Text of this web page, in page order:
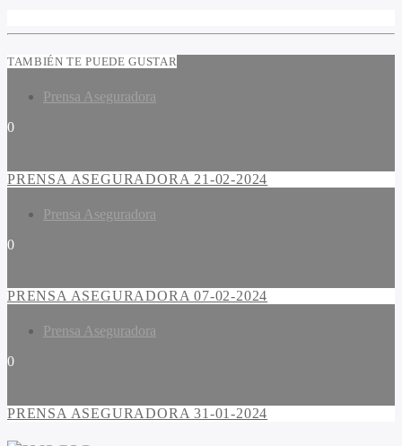
TAMBIÉN TE PUEDE GUSTAR
Prensa Aseguradora
0
PRENSA ASEGURADORA 21-02-2024
Prensa Aseguradora
0
PRENSA ASEGURADORA 07-02-2024
Prensa Aseguradora
0
PRENSA ASEGURADORA 31-01-2024